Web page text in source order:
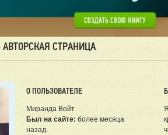
СТРАНИЦА
О ПОЛЬЗОВАТЕЛЕ
Миранда Войт
Был на сайте: более месяца
назад.